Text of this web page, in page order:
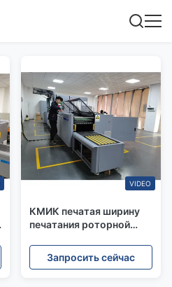
VIDEO
КМИК печатая ширину
печатания роторной
печатной машины
432мм Макс
Запросить сейчас